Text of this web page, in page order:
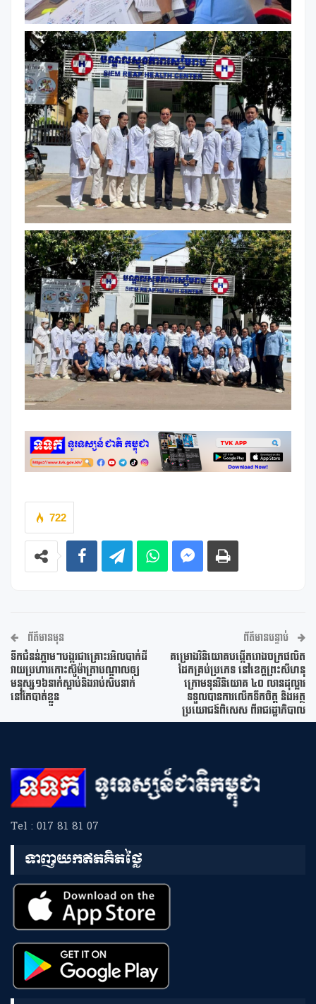
722
ព័ត៌មានមុន
ទឹកជំនន់ភ្លាមៗបង្ករជាគ្រោះរអិលបាក់ដី
វាយប្រហារកោះស៊ូម៉ាត្រាបណ្តាលឲ្យ
មនុស្ស១៦នាក់ស្លាប់និងរាប់សិបនាក់
នៅតែបាត់ខ្លួន
ព័ត៌មានបន្ទាប់
គម្រោងវិនិយោគបង្កើតរោងចក្រផលិត
ដែកគ្រប់ប្រភេទ នៅខេត្តព្រះសីហនុ
ក្រោមទុនវិនិយោគ ៤០ លានដុល្លារ
ទទួលបានការលើកទឹកចិត្ត និងអត្ថ
ប្រយោជន៍ពិសេស ពីរាជរដ្ឋាភិបាល
Tel : 017 81 81 07
ទាញយកឥតគិតថ្លៃ